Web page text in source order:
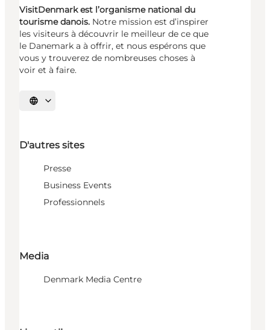
VisitDenmark est l’organisme national du
tourisme danois. Notre mission est d’inspirer
les visiteurs à découvrir le meilleur de ce que
le Danemark a à offrir, et nous espérons que
vous y trouverez de nombreuses choses à
voir et à faire.
Choisissez la langue
D'autres sites
Presse
Business Events
Professionnels
Media
Denmark Media Centre